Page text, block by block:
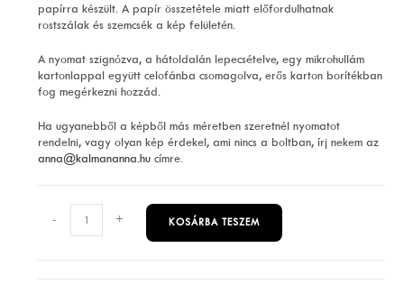
papírra készült. A papír összetétele miatt előfordulhatnak
rostszálak és szemcsék a kép felületén.
A nyomat szignózva, a hátoldalán lepecsételve, egy mikrohullám
kartonlappal együtt celofánba csomagolva, erős karton borítékban
fog megérkezni hozzád.
Ha ugyanebből a képből más méretben szeretnél nyomatot
rendelni, vagy olyan kép érdekel, ami nincs a boltban, írj nekem az
anna@kalmananna.hu címre.
- + KOSÁRBA TESZEM